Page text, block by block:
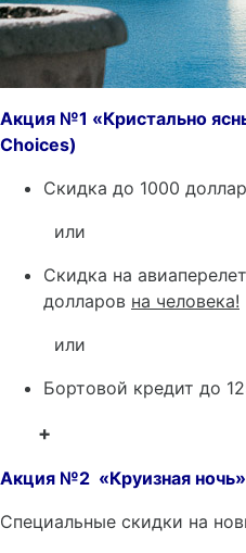
Акция №1 «Кристально
Choices)
Скидка до 1000
или
Скидка на
долларов на человека!
или
Бортовой кредит до
+
Акция №2 «Круизная ночь
Специальные скидки на